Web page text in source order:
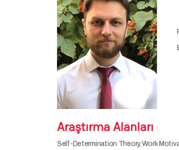
Araştırma Alanları
Self-Determination Theory, Work